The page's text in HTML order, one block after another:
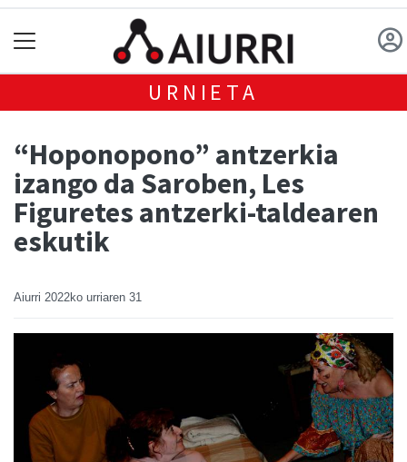
URNIETA
“Hoponopono” antzerkia
izango da Saroben, Les
Figuretes antzerki-taldearen
eskutik
Aiurri 2022ko urriaren 31